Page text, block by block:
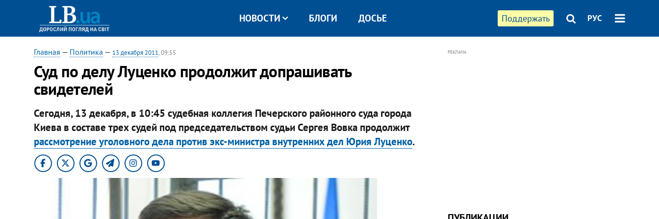
Поддержать РУС
НОВОСТИ БЛОГИ ДОСЬЕ
Главная — Политика — 13 декабря 2011, 09:55
Суд по делу Луценко продолжит допрашивать
свидетелей
Сегодня, 13 декабря, в 10:45 судебная коллегия Печерского районного суда города
Киева в составе трех судей под председательством судьи Сергея Вовка продолжит
рассмотрение уголовного дела против экс-министра внутренних дел Юрия Луценко.
РЕКЛАМА